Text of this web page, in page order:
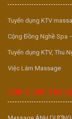
Tuyển dụng KTV
Cộng Đồng Nghề Spa
Tuyển dụng KTV, Thu
Việc Làm Massage
ĐƠN VỊ HỢP TÁC